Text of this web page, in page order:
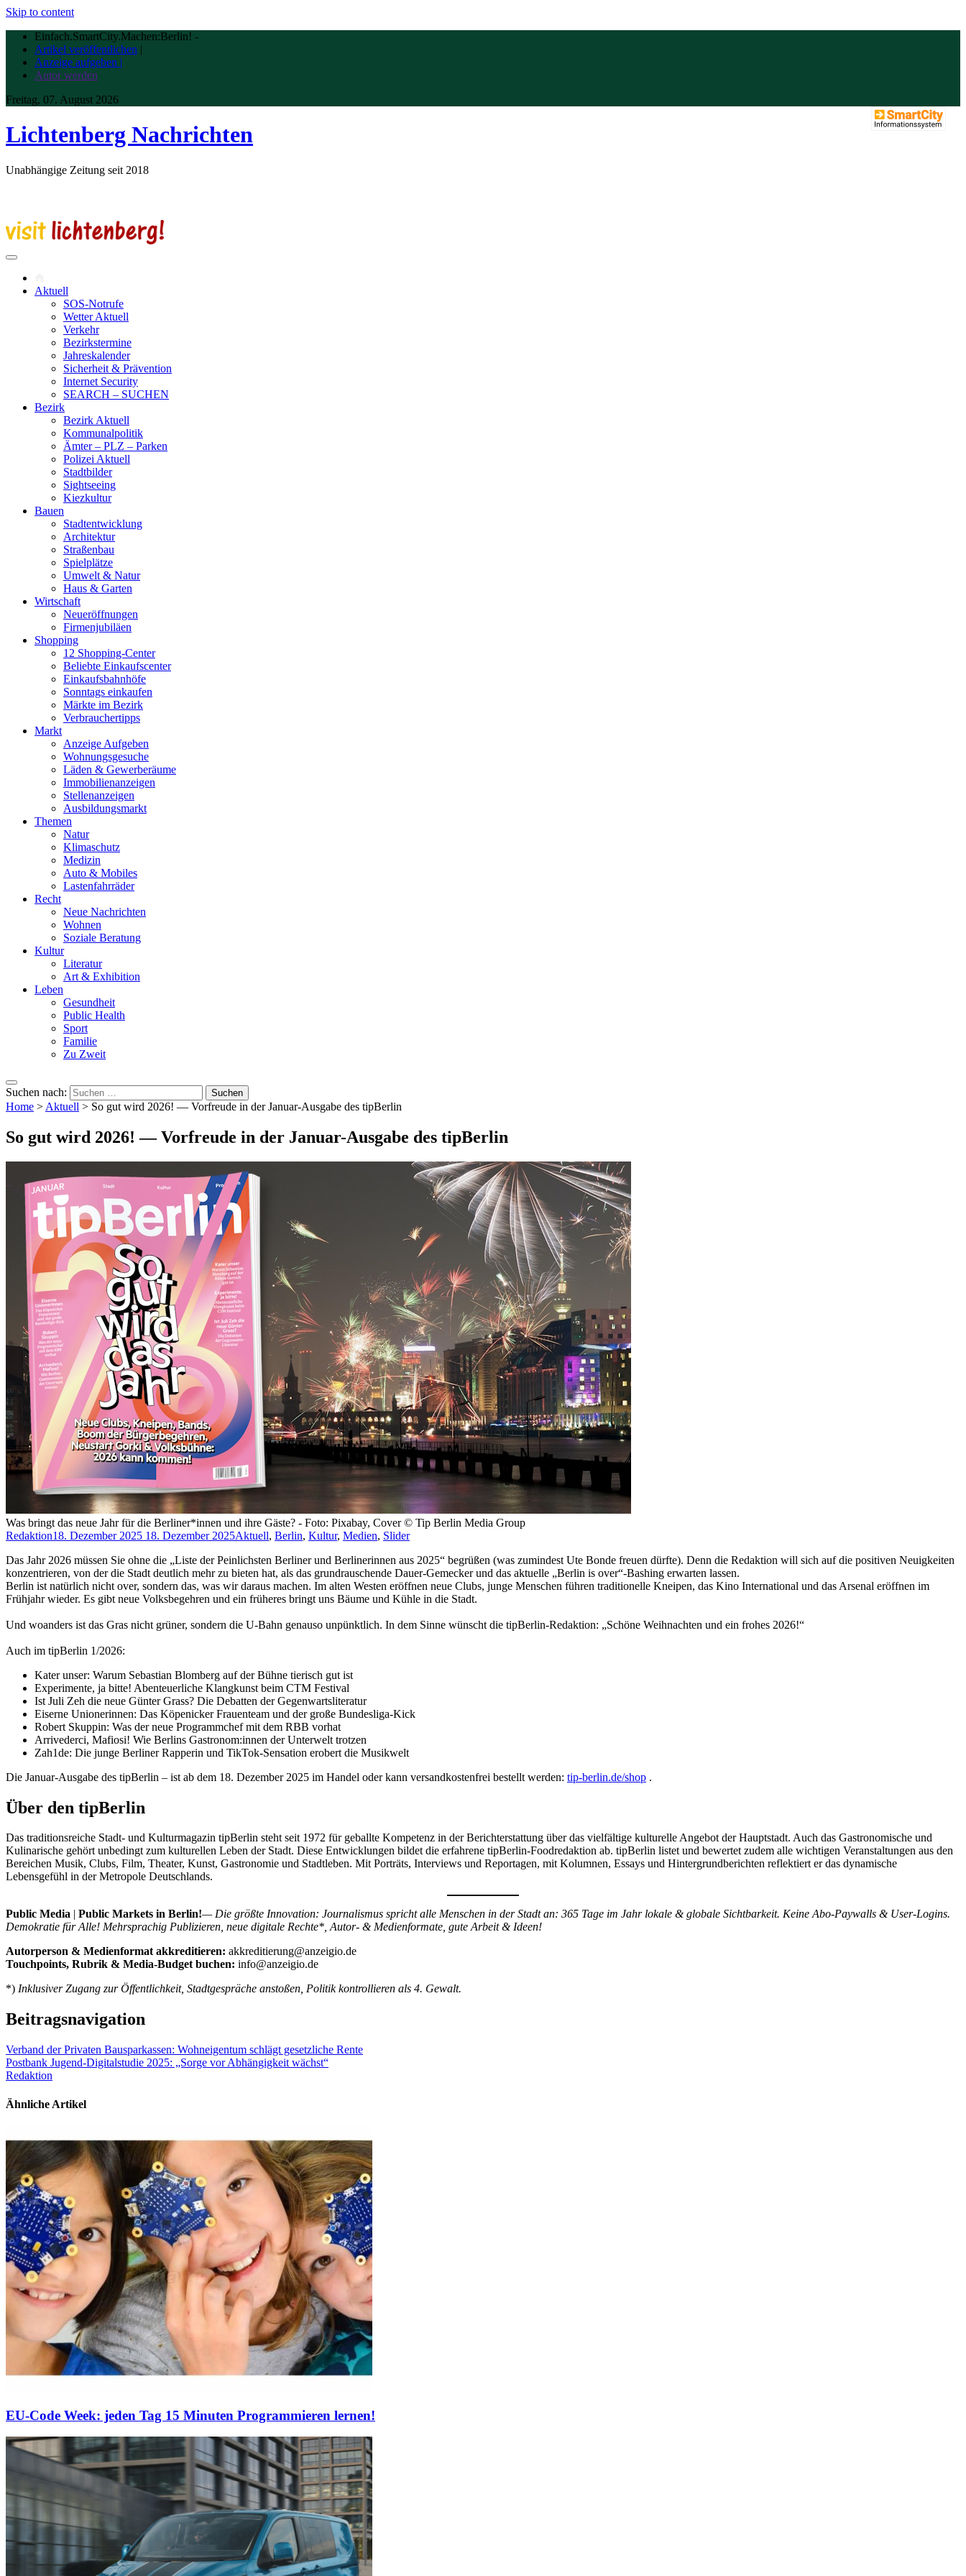
Skip to content
Einfach.SmartCity.Machen:Berlin! -
Artikel veröffentlichen |
Anzeige aufgeben |
Autor werden
Freitag, 07. August 2026
Lichtenberg Nachrichten
Unabhängige Zeitung seit 2018
Aktuell
SOS-Notrufe
Wetter Aktuell
Verkehr
Bezirkstermine
Jahreskalender
Sicherheit & Prävention
Internet Security
SEARCH – SUCHEN
Bezirk
Bezirk Aktuell
Kommunalpolitik
Ämter – PLZ – Parken
Polizei Aktuell
Stadtbilder
Sightseeing
Kiezkultur
Bauen
Stadtentwicklung
Architektur
Straßenbau
Spielplätze
Umwelt & Natur
Haus & Garten
Wirtschaft
Neueröffnungen
Firmenjubiläen
Shopping
12 Shopping-Center
Beliebte Einkaufscenter
Einkaufsbahnhöfe
Sonntags einkaufen
Märkte im Bezirk
Verbrauchertipps
Markt
Anzeige Aufgeben
Wohnungsgesuche
Läden & Gewerberäume
Immobilienanzeigen
Stellenanzeigen
Ausbildungsmarkt
Themen
Natur
Klimaschutz
Medizin
Auto & Mobiles
Lastenfahrräder
Recht
Neue Nachrichten
Wohnen
Soziale Beratung
Kultur
Literatur
Art & Exhibition
Leben
Gesundheit
Public Health
Sport
Familie
Zu Zweit
Suchen nach:
Home > Aktuell > So gut wird 2026! — Vorfreude in der Januar-Ausgabe des tipBerlin
So gut wird 2026! — Vorfreude in der Januar-Ausgabe des tipBerlin
Was bringt das neue Jahr für die Berliner*innen und ihre Gäste? - Foto: Pixabay, Cover © Tip Berlin Media Group
Redaktion18. Dezember 2025 18. Dezember 2025Aktuell, Berlin, Kultur, Medien, Slider
Das Jahr 2026 müssen Sie ohne die „Liste der Peinlichsten Berliner und Berlinerinnen aus 2025“ begrüßen (was zumindest Ute Bonde freuen dürfte). Denn die Redaktion will sich auf die positiven Neuigkeiten
konzentrieren, von der die Stadt deutlich mehr zu bieten hat, als das grundrauschende Dauer-Gemecker und das aktuelle „Berlin is over“-Bashing erwarten lassen.
Berlin ist natürlich nicht over, sondern das, was wir daraus machen. Im alten Westen eröffnen neue Clubs, junge Menschen führen traditionelle Kneipen, das Kino International und das Arsenal eröffnen im
Frühjahr wieder. Es gibt neue Volksbegehren und ein früheres bringt uns Bäume und Kühle in die Stadt.
Und woanders ist das Gras nicht grüner, sondern die U-Bahn genauso unpünktlich. In dem Sinne wünscht die tipBerlin-Redaktion: „Schöne Weihnachten und ein frohes 2026!“
Auch im tipBerlin 1/2026:
Kater unser: Warum Sebastian Blomberg auf der Bühne tierisch gut ist
Experimente, ja bitte! Abenteuerliche Klangkunst beim CTM Festival
Ist Juli Zeh die neue Günter Grass? Die Debatten der Gegenwarts­literatur
Eiserne Unionerinnen: Das Köpenicker Frauenteam und der große Bundesliga-Kick
Robert Skuppin: Was der neue Programmchef mit dem RBB vorhat
Arrivederci, Mafiosi! Wie Berlins Gastronom:innen der Unterwelt trotzen
Zah1de: Die junge Berliner Rapperin und TikTok-Sensation erobert die Musikwelt
Die Januar-Ausgabe des tipBerlin – ist ab dem 18. Dezember 2025 im Handel oder kann versandkostenfrei bestellt werden: tip-berlin.de/shop .
Über den tipBerlin
Das traditionsreiche Stadt- und Kulturmagazin tipBerlin steht seit 1972 für geballte Kompetenz in der Berichterstattung über das vielfältige kulturelle Angebot der Hauptstadt. Auch das Gastronomische und
Kulinarische gehört unbedingt zum kulturellen Leben der Stadt. Diese Entwicklungen bildet die erfahrene tipBerlin-Foodredaktion ab. tipBerlin listet und bewertet zudem alle wichtigen Veranstaltungen aus den
Bereichen Musik, Clubs, Film, Theater, Kunst, Gastronomie und Stadtleben. Mit Porträts, Interviews und Reportagen, mit Kolumnen, Essays und Hintergrundberichten reflektiert er das dynamische
Lebensgefühl in der Metropole Deutschlands.
Public Media Public Markets in Berlin!— Die größte Innovation: Journalismus spricht alle Menschen in der Stadt an: 365 Tage im Jahr lokale & globale Sichtbarkeit. Keine Abo-Paywalls & User-Logins.
Demokratie für Alle! Mehrsprachig Publizieren, neue digitale Rechte*, Autor- & Medienformate, gute Arbeit & Ideen!
Autorperson & Medienformat akkreditieren: akkreditierung@anzeigio.de
Touchpoints, Rubrik & Media-Budget buchen: info@anzeigio.de
*) Inklusiver Zugang zur Öffentlichkeit, Stadtgespräche anstoßen, Politik kontrollieren als 4. Gewalt.
Beitragsnavigation
Verband der Privaten Bausparkassen: Wohneigentum schlägt gesetzliche Rente
Postbank Jugend-Digitalstudie 2025: „Sorge vor Abhängigkeit wächst“
Redaktion
Ähnliche Artikel
EU-Code Week: jeden Tag 15 Minuten Programmieren lernen!